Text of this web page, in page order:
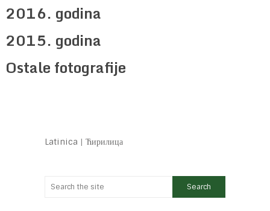
2016. godina
2015. godina
Ostale fotografije
Latinica | Ћирилица